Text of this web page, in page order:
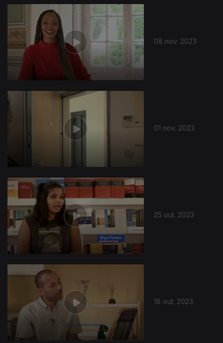
08 nov. 2023
01 nov. 2023
25 out. 2023
18 out. 2023
722531